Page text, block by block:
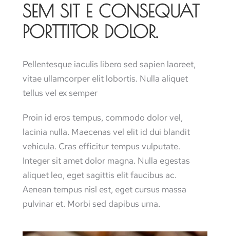
SEM SIT E CONSEQUAT
PORTTITOR DOLOR.
Pellentesque iaculis libero sed sapien laoreet,
vitae ullamcorper elit lobortis. Nulla aliquet
tellus vel ex semper
Proin id eros tempus, commodo dolor vel,
lacinia nulla. Maecenas vel elit id dui blandit
vehicula. Cras efficitur tempus vulputate.
Integer sit amet dolor magna. Nulla egestas
aliquet leo, eget sagittis elit faucibus ac.
Aenean tempus nisl est, eget cursus massa
pulvinar et. Morbi sed dapibus urna.